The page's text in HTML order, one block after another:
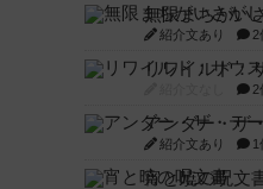
無限まちがい
紹介文あり 2
2
紹介文あり 1
宵と暁の呪文